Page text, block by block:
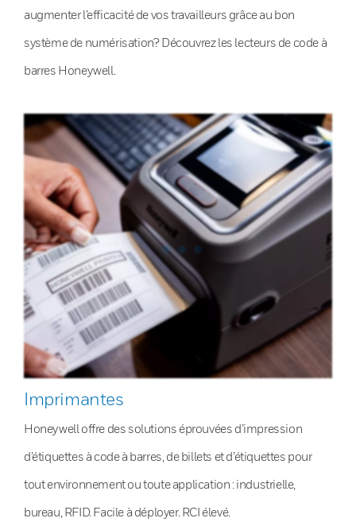
augmenter l’efficacité de vos travailleurs grâce au bon
système de numérisation? Découvrez les lecteurs de code à
barres Honeywell.
Imprimantes
Honeywell offre des solutions éprouvées d’impression
d’étiquettes à code à barres, de billets et d’étiquettes pour
tout environnement ou toute application : industrielle,
bureau, RFID. Facile à déployer. RCI élevé.